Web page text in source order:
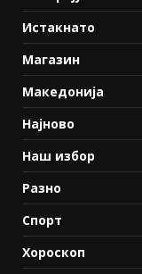
Истакнато
Магазин
Македонија
Најново
Наш избор
Разно
Спорт
Хороскоп